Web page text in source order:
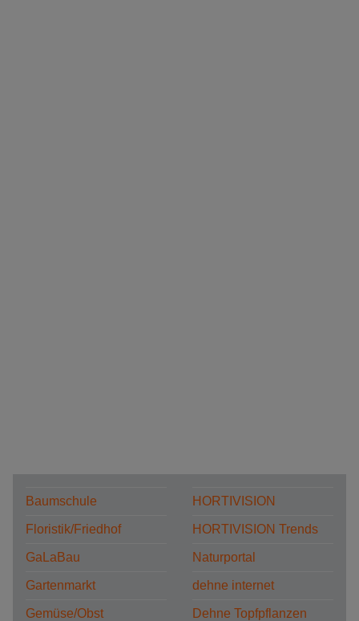
Baumschule
Floristik/Friedhof
GaLaBau
Gartenmarkt
Gemüse/Obst
HORTIVISION
HORTIVISION Trends
Naturportal
dehne internet
Dehne Topfpflanzen